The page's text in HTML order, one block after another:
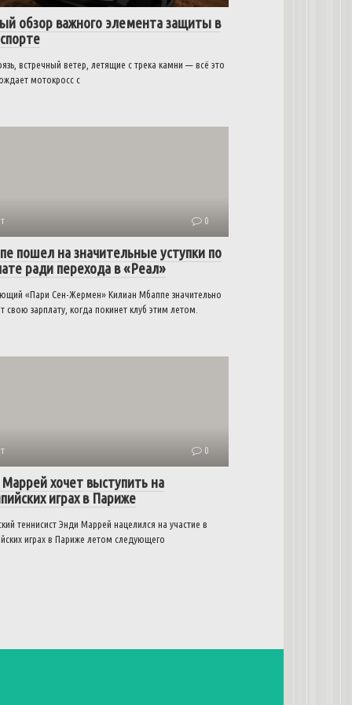
обзор важного элемента защиты в
встречный ветер, летящие с трека камни — всё это
мотокросс с
0
пошел на значительные уступки по
ради перехода в «Реал»
«Пари Сен-Жермен» Килиан Мбаппе значительно
свою зарплату, когда покинет клуб этим летом.
0
хочет выступить на
играх в Париже
теннисист Энди Маррей нацелился на участие в
играх в Париже летом следующего